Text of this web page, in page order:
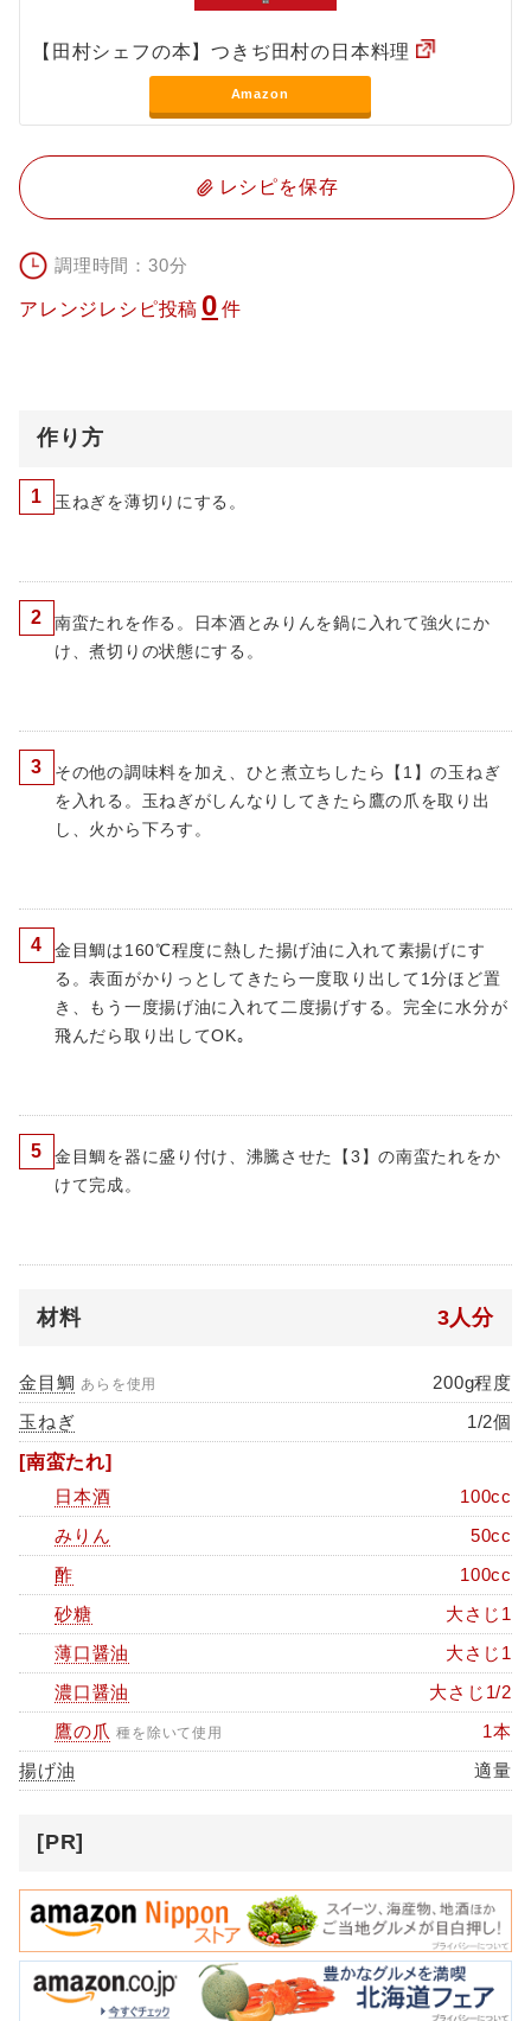
【田村シェフの本】つきぢ田村の日本料理
Amazon
レシピを保存
調理時間：30分
アレンジレシピ投稿 0 件
作り方
1 玉ねぎを薄切りにする。
2
南蛮たれを作る。日本酒とみりんを鍋に入れて強火にか
け、煮切りの状態にする。
3
その他の調味料を加え、ひと煮立ちしたら【1】の玉ねぎ
を入れる。玉ねぎがしんなりしてきたら鷹の爪を取り出
し、火から下ろす。
4
金目鯛は160℃程度に熱した揚げ油に入れて素揚げにす
る。表面がかりっとしてきたら一度取り出して1分ほど置
き、もう一度揚げ油に入れて二度揚げする。完全に水分が
飛んだら取り出してOK｡
5
金目鯛を器に盛り付け、沸騰させた【3】の南蛮たれをか
けて完成。
材料 3人分
金目鯛 あらを使用
200g程度
玉ねぎ
1/2個
[南蛮たれ]
日本酒
100cc
みりん
50cc
酢
100cc
砂糖
大さじ1
薄口醤油
大さじ1
濃口醤油
大さじ1/2
鷹の爪 種を除いて使用
1本
揚げ油
適量
[PR]